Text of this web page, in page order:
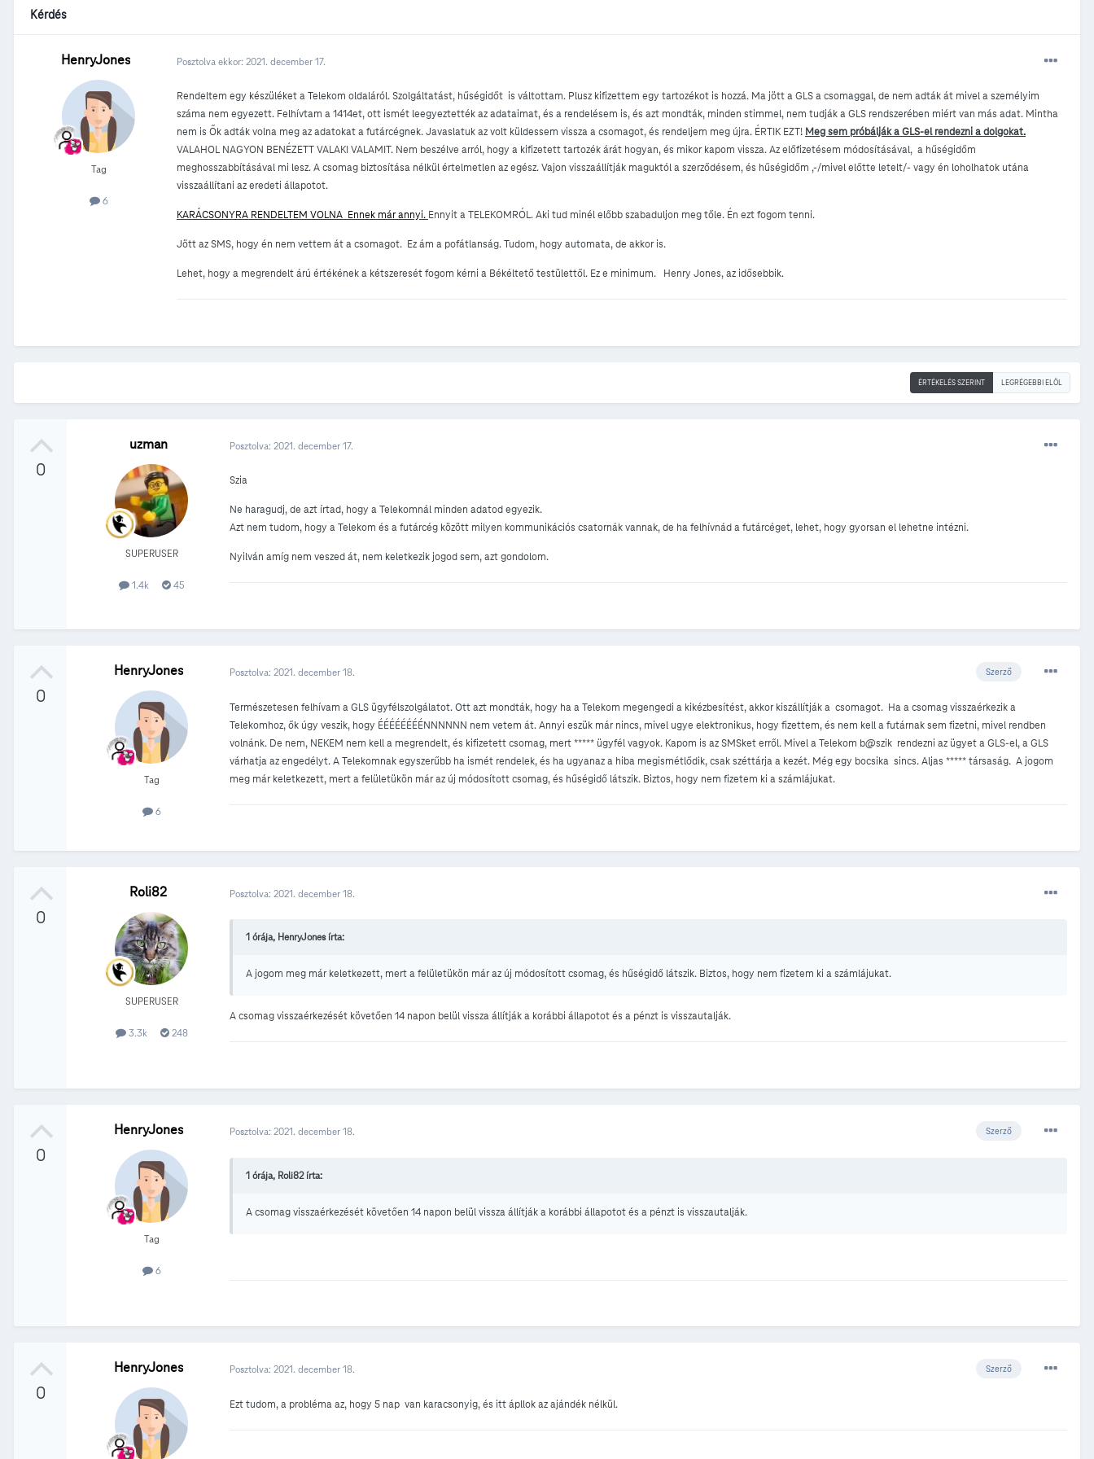
Kérdés
HenryJones
Tag
6
Posztolva ekkor: 2021. december 17.
Rendeltem egy készüléket a Telekom oldaláról. Szolgáltatást, hűségidőt is váltottam. Plusz kifizettem egy tartozékot is hozzá. Ma jött a GLS a csomaggal, de nem adták át mivel a személyim
száma nem egyezett. Felhívtam a 1414et, ott ismét leegyeztették az adataimat, és a rendelésem is, és azt mondták, minden stimmel, nem tudják a GLS rendszerében miért van más adat. Mintha
nem is Ők adták volna meg az adatokat a futárcégnek. Javaslatuk az volt küldessem vissza a csomagot, és rendeljem meg újra. ÉRTIK EZT! Meg sem próbálják a GLS-el rendezni a dolgokat.
VALAHOL NAGYON BENÉZETT VALAKI VALAMIT. Nem beszélve arról, hogy a kifizetett tartozék árát hogyan, és mikor kapom vissza. Az előfizetésem módosításával, a hűségidőm
meghosszabbításával mi lesz. A csomag biztosítása nélkül értelmetlen az egész. Vajon visszaállítják maguktól a szerződésem, és hűségidőm ,-/mivel előtte letelt/- vagy én loholhatok utána
visszaállítani az eredeti állapotot.
KARÁCSONYRA RENDELTEM VOLNA Ennek már annyi. Ennyit a TELEKOMRÓL. Aki tud minél előbb szabaduljon meg tőle. Én ezt fogom tenni.
Jött az SMS, hogy én nem vettem át a csomagot. Ez ám a pofátlanság. Tudom, hogy automata, de akkor is.
Lehet, hogy a megrendelt árú értékének a kétszeresét fogom kérni a Békéltető testülettől. Ez e minimum. Henry Jones, az idősebbik.
ÉRTÉKELÉS SZERINT LEGRÉGEBBI ELÖL
0
uzman
SUPERUSER
1.4k 45
Posztolva: 2021. december 17.
Szia
Ne haragudj, de azt írtad, hogy a Telekomnál minden adatod egyezik.
Azt nem tudom, hogy a Telekom és a futárcég között milyen kommunikációs csatornák vannak, de ha felhívnád a futárcéget, lehet, hogy gyorsan el lehetne intézni.
Nyilván amíg nem veszed át, nem keletkezik jogod sem, azt gondolom.
0
HenryJones
Tag
6
Szerző
Posztolva: 2021. december 18.
Természetesen felhívam a GLS ügyfélszolgálatot. Ott azt mondták, hogy ha a Telekom megengedi a kikézbesítést, akkor kiszállítják a csomagot. Ha a csomag visszaérkezik a
Telekomhoz, ők úgy veszik, hogy ÉÉÉÉÉÉÉÉNNNNNN nem vetem át. Annyi eszük már nincs, mivel ugye elektronikus, hogy fizettem, és nem kell a futárnak sem fizetni, mivel rendben
volnánk. De nem, NEKEM nem kell a megrendelt, és kifizetett csomag, mert ***** ügyfél vagyok. Kapom is az SMSket erről. Mivel a Telekom b@szik rendezni az ügyet a GLS-el, a GLS
várhatja az engedélyt. A Telekomnak egyszerűbb ha ismét rendelek, és ha ugyanaz a hiba megismétlődik, csak széttárja a kezét. Még egy bocsika sincs. Aljas ***** társaság. A jogom
meg már keletkezett, mert a felületükön már az új módosított csomag, és hűségidő látszik. Biztos, hogy nem fizetem ki a számlájukat.
0
Roli82
SUPERUSER
3.3k 248
Posztolva: 2021. december 18.
1 órája, HenryJones írta:
A jogom meg már keletkezett, mert a felületükön már az új módosított csomag, és hűségidő látszik. Biztos, hogy nem fizetem ki a számlájukat.
A csomag visszaérkezését követően 14 napon belül vissza állítják a korábbi állapotot és a pénzt is visszautalják.
0
HenryJones
Tag
6
Szerző
Posztolva: 2021. december 18.
1 órája, Roli82 írta:
A csomag visszaérkezését követően 14 napon belül vissza állítják a korábbi állapotot és a pénzt is visszautalják.
0
HenryJones Szerző
Posztolva: 2021. december 18.
Ezt tudom, a probléma az, hogy 5 nap van karacsonyig, és itt ápllok az ajándék nélkül.